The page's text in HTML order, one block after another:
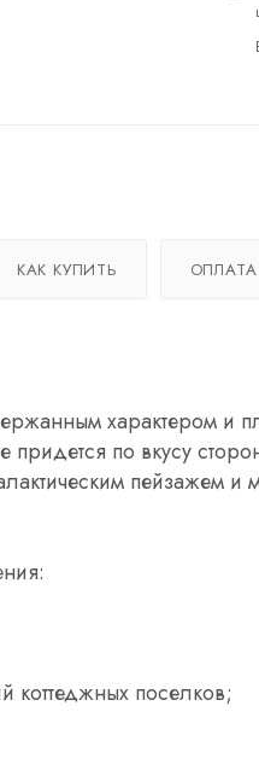
КАК КУПИТЬ ОПЛАТА
характером и
придется по вкусу
пейзажем и
коттеджных поселков;